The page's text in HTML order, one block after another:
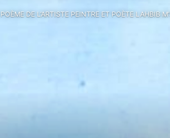
POÈME DE L’ARTISTE PEINTRE ET POÈTE LAHBIB